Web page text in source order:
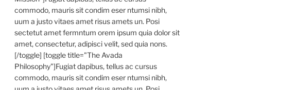
commodo, mauris sit condim eser ntumsi nibh,
uum a justo vitaes amet risus amets un. Posi
sectetut amet fermntum orem ipsum quia dolor sit
amet, consectetur, adipisci velit, sed quia nons.
[/toggle] [toggle title="The Avada
Philosophy"]Fugiat dapibus, tellus ac cursus
commodo, mauris sit condim eser ntumsi nibh,